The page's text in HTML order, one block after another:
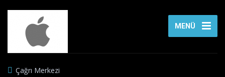
MENÜ
Çağrı Merkezi